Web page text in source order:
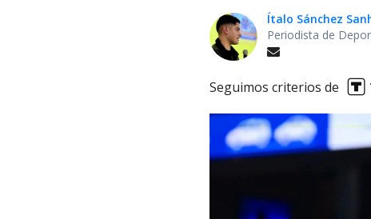
Ítalo Sánchez
Periodista de
Seguimos criterios de